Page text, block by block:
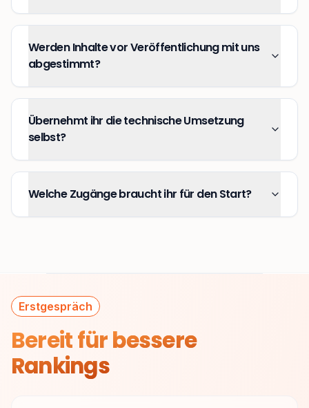
Werden Inhalte vor Veröffentlichung mit uns
abgestimmt?
Übernehmt ihr die technische Umsetzung
selbst?
Welche Zugänge braucht ihr für den Start?
Erstgespräch
Bereit fürbessere
Rankings